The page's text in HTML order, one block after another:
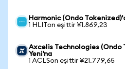
Harmonic (Ondo
1 HLITon eşittir ¥1.869,23
Axcelis Technologies (Ondo
Yeni'na
1 ACLSon eşittir ¥21.779,65